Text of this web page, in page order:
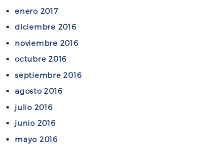
enero 2017
diciembre 2016
noviembre 2016
octubre 2016
septiembre 2016
agosto 2016
julio 2016
junio 2016
mayo 2016